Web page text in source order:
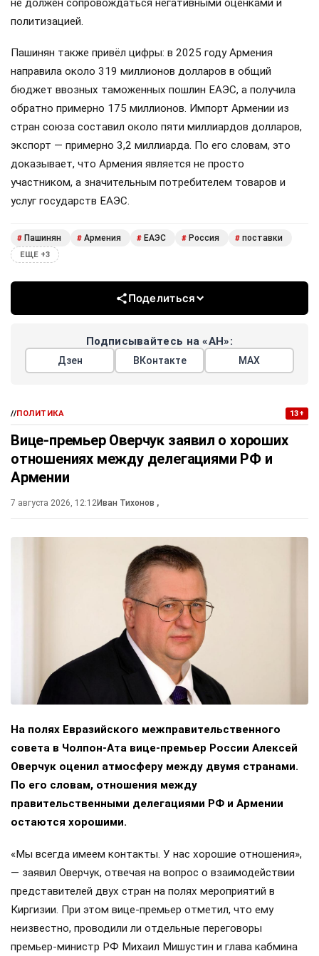
не должен сопровождаться негативными оценками и
политизацией.
Пашинян также привёл цифры: в 2025 году Армения
направила около 319 миллионов долларов в общий
бюджет ввозных таможенных пошлин ЕАЭС, а получила
обратно примерно 175 миллионов. Импорт Армении из
стран союза составил около пяти миллиардов долларов,
экспорт — примерно 3,2 миллиарда. По его словам, это
доказывает, что Армения является не просто
участником, а значительным потребителем товаров и
услуг государств ЕАЭС.
# Пашинян # Армения # ЕАЭС # Россия # поставки
ЕЩЕ +3
Поделиться
Подписывайтесь на «АН»:
Дзен ВКонтакте МАХ
//ПОЛИТИКА 13+
Вице-премьер Оверчук заявил о хороших
отношениях между делегациями РФ и
Армении
7 августа 2026, 12:12Иван Тихонов ,
На полях Евразийского межправительственного
совета в Чолпон-Ата вице-премьер России Алексей
Оверчук оценил атмосферу между двумя странами.
По его словам, отношения между
правительственными делегациями РФ и Армении
остаются хорошими.
«Мы всегда имеем контакты. У нас хорошие отношения»,
— заявил Оверчук, отвечая на вопрос о взаимодействии
представителей двух стран на полях мероприятий в
Киргизии. При этом вице-премьер отметил, что ему
неизвестно, проводили ли отдельные переговоры
премьер-министр РФ Михаил Мишустин и глава кабмина